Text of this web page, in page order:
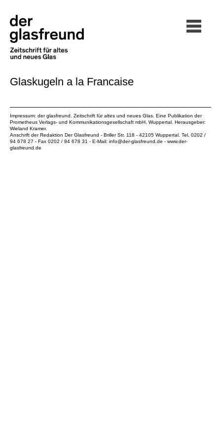
Glaskugeln a la Francaise
Impressum: der glasfreund. Zeitschrift für altes und neues Glas. Eine Publikation der
Prometheus Verlags- und Kommunikationsgesellschaft mbH , Wuppertal. Herausgeber:
Wieland Kramer.
Anschrift der Redaktion Der Glasfreund - Briller Str. 118 - 42105 Wuppertal. Tel. 0202 /
94 678 27 - Fax 0202 / 94 678 31 - E-Mail: info@der-glasfreund.de - www.der-
glasfreund.de